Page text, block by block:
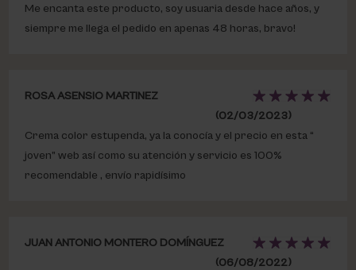
Me encanta este producto, soy usuaria desde hace años, y
siempre me llega el pedido en apenas 48 horas, bravo!
ROSA ASENSIO MARTINEZ
(02/03/2023)
Crema color estupenda, ya la conocía y el precio en esta “
joven” web así como su atención y servicio es 100%
recomendable , envío rapidísimo
JUAN ANTONIO MONTERO DOMÍNGUEZ
(06/08/2022)